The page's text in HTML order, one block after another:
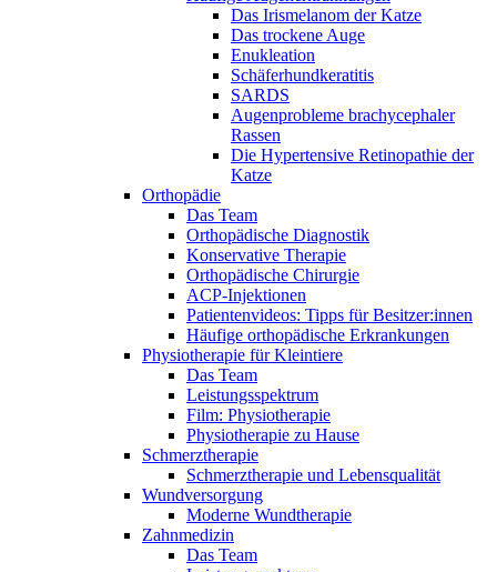
Das Irismelanom der Katze
Das trockene Auge
Enukleation
Schäferhundkeratitis
SARDS
Augenprobleme brachycephaler
Rassen
Die Hypertensive Retinopathie der
Katze
Orthopädie
Das Team
Orthopädische Diagnostik
Konservative Therapie
Orthopädische Chirurgie
ACP-Injektionen
Patientenvideos: Tipps für Besitzer:innen
Häufige orthopädische Erkrankungen
Physiotherapie für Kleintiere
Das Team
Leistungsspektrum
Film: Physiotherapie
Physiotherapie zu Hause
Schmerztherapie
Schmerztherapie und Lebensqualität
Wundversorgung
Moderne Wundtherapie
Zahnmedizin
Das Team